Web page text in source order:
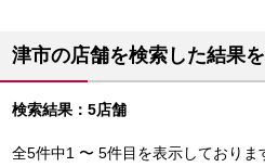
津市の店舗を検索した結果
検索結果：5店舗
全5件中1 〜 5件目を表示しておりま